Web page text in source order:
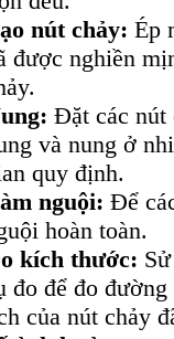
nút chảy: Ép
được nghiền
Đặt các nút
và nung ở
quy định.
nguội: Để
hoàn toàn.
kích thước:
đo để đo
của nút chảy